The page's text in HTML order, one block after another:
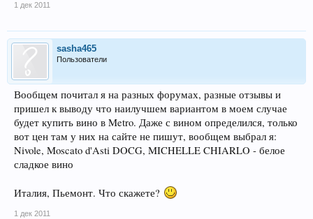
1 дек 2011
sasha465
Пользователи
Вообщем почитал я на разных форумах, разные отзывы и
пришел к выводу что наилучшем вариантом в моем случае
будет купить вино в Metro. Даже с вином определился, только
вот цен там у них на сайте не пишут, вообщем выбрал я:
Nivole, Moscato d'Asti DOCG, MICHELLE CHIARLO - белое
сладкое вино
Италия, Пьемонт. Что скажете?
1 дек 2011